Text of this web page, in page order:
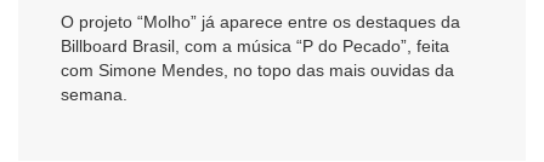
O projeto “Molho” já aparece entre os destaques da
Billboard Brasil, com a música “P do Pecado”, feita
com Simone Mendes, no topo das mais ouvidas da
semana.